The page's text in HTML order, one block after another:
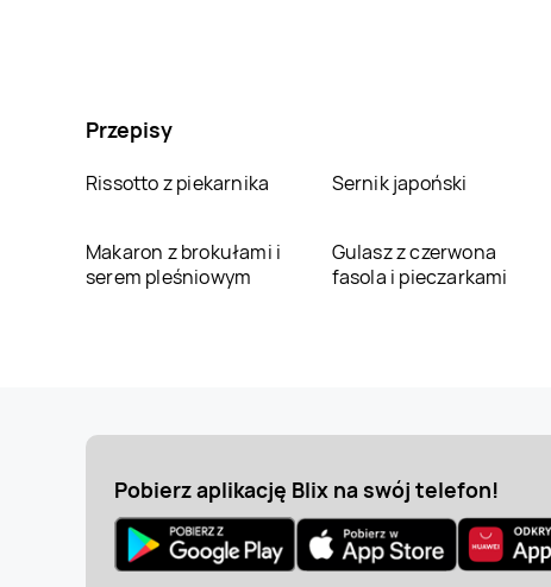
Przepisy
Rissotto z piekarnika Sernik japoński
Makaron z brokułami i
serem pleśniowym
Gulasz z czerwona
fasola i pieczarkami
Pobierz aplikację Blix na swój telefon!